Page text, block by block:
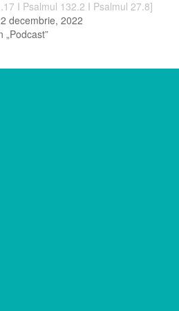
I Psalmul 132.2 I Psalmul 27.8]
decembrie, 2022
„Podcast”